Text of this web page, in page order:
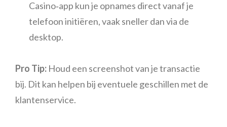
Casino‑app kun je opnames direct vanaf je
telefoon initiëren, vaak sneller dan via de
desktop.
Pro Tip: Houd een screenshot van je transactie
bij. Dit kan helpen bij eventuele geschillen met de
klantenservice.